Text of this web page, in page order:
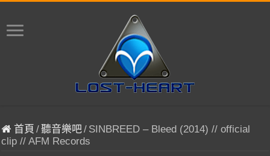
首頁 /聽音樂吧/ SINBREED – Bleed (2014) // official
clip // AFM Records